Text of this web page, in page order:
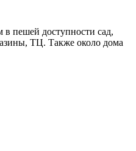
пешей доступности сад,
ТЦ. Также около дома